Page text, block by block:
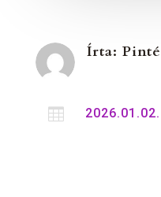
Írta:
 2026.01.02.